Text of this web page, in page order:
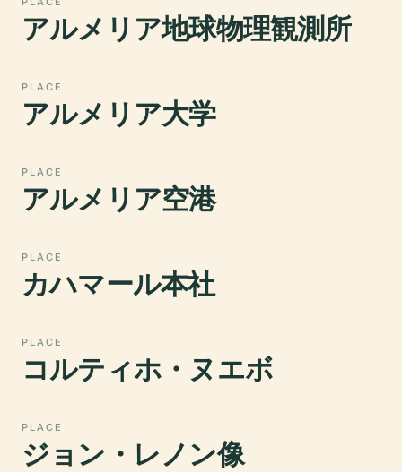
アルメリア地球物理観測所
PLACE
アルメリア大学
PLACE
アルメリア空港
PLACE
カハマール本社
PLACE
コルティホ・ヌエボ
PLACE
ジョン・レノン像